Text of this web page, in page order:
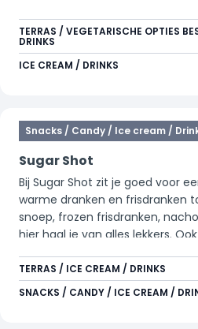
TERRAS / VEGETARISCHE OPTIES
DRINKS
ICE CREAM / DRINKS
Snacks / Candy / Ice cream /
Sugar Shot
Bij Sugar Shot zit je goed voor
warme dranken en frisdranken
snoep, frozen frisdranken,
hier haal je van alles lekkers.
TERRAS / ICE CREAM / DRINKS
SNACKS / CANDY / ICE CREAM /